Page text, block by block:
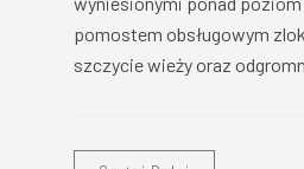
pomostem obsługowym
szczycie wieży oraz